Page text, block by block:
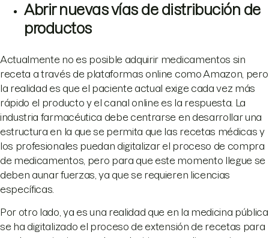
Abrir nuevas vías de distribución de
productos
Actualmente no es posible adquirir medicamentos sin
receta a través de plataformas online como Amazon, pero
la realidad es que el paciente actual exige cada vez más
rápido el producto y el canal online es la respuesta. La
industria farmacéutica debe centrarse en desarrollar una
estructura en la que se permita que las recetas médicas y
los profesionales puedan digitalizar el proceso de compra
de medicamentos, pero para que este momento llegue se
deben aunar fuerzas, ya que se requieren licencias
específicas.
Por otro lado, ya es una realidad que en la medicina pública
se ha digitalizado el proceso de extensión de recetas para